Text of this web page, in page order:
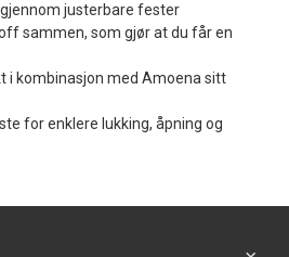
justerbare fester
sammen, som gjør at du får en
i kombinasjon med Amoena sitt
for enklere lukking, åpning og